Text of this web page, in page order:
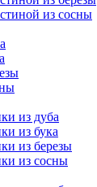
из сосны
из дуба
из бука
из березы
из сосны